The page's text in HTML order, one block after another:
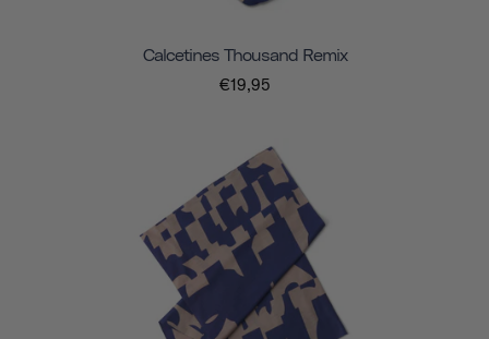
Calcetines Thousand Remix
€19,95